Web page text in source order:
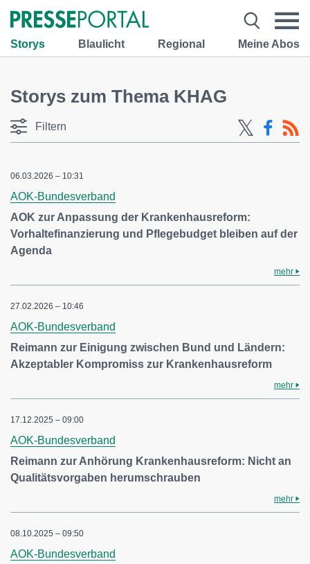
Storys Blaulicht Regional Meine Abos
Storys zum Thema KHAG
Filtern
06.03.2026 – 10:31
AOK-Bundesverband
AOK zur Anpassung der Krankenhausreform:
Vorhaltefinanzierung und Pflegebudget bleiben auf der
Agenda
mehr
27.02.2026 – 10:46
AOK-Bundesverband
Reimann zur Einigung zwischen Bund und Ländern:
Akzeptabler Kompromiss zur Krankenhausreform
mehr
17.12.2025 – 09:00
AOK-Bundesverband
Reimann zur Anhörung Krankenhausreform: Nicht an
Qualitätsvorgaben herumschrauben
mehr
08.10.2025 – 09:50
AOK-Bundesverband